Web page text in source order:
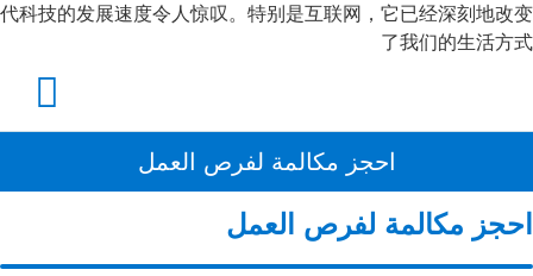
代科技的发展速度令人惊叹。特别是互联网，它已经深刻地改变
了我们的生活方式
احجز مكالمة لفرص العمل
احجز مكالمة لفرص العمل